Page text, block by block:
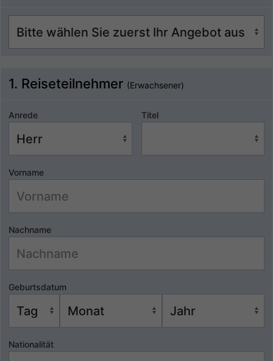
1. Reiseteilnehmer (Erwachsener)
Anrede Titel
Vorname
Nachname
Geburtsdatum
Nationalität